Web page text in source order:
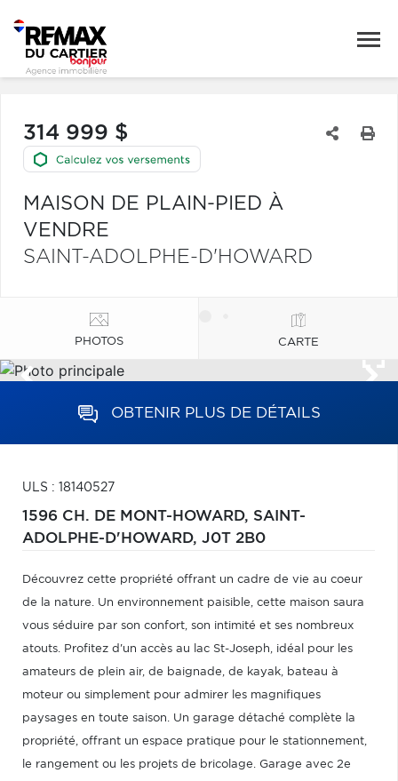
314 999 $
MAISON DE PLAIN-PIED À
VENDRE
SAINT-ADOLPHE-D'HOWARD
PHOTOS CARTE
OBTENIR PLUS DE DÉTAILS
ULS : 18140527
1596 CH. DE MONT-HOWARD, SAINT-
ADOLPHE-D'HOWARD, J0T 2B0
Découvrez cette propriété offrant un cadre de vie au coeur
de la nature. Un environnement paisible, cette maison saura
vous séduire par son confort, son intimité et ses nombreux
atouts. Profitez d'un accès au lac St-Joseph, idéal pour les
amateurs de plein air, de baignade, de kayak, bateau à
moteur ou simplement pour admirer les magnifiques
paysages en toute saison. Un garage détaché complète la
propriété, offrant un espace pratique pour le stationnement,
le rangement ou les projets de bricolage. Garage avec 2e